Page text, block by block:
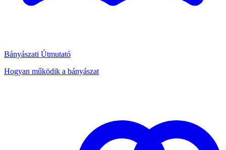
Bányászati Útmutató
Hogyan működik a bányászat